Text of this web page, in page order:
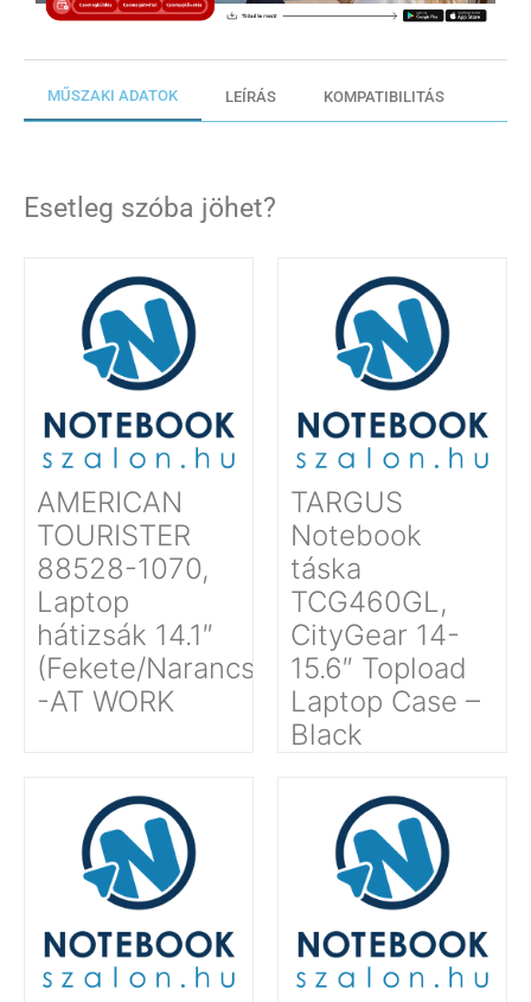
MŰSZAKI ADATOK LEÍRÁS KOMPATIBILITÁS
Esetleg szóba jöhet?
AMERICAN
TOURISTER
88528-1070,
Laptop
hátizsák 14.1″
(Fekete/Narancssárga)
-AT WORK
TARGUS
Notebook
táska
TCG460GL,
CityGear 14-
15.6″ Topload
Laptop Case –
Black